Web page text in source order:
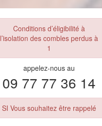
Conditions d’éligibilité à
l’isolation des combles perdus à
1
appelez-nous au
09 77 77 36 14
SI Vous souhaitez être rappelé